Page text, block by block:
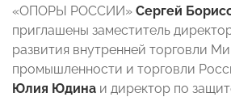
«ОПОРЫ РОССИИ» Сергей
приглашены заместитель
развития внутренней торговли
промышленности и торговли
Юлия Юдина и директор по